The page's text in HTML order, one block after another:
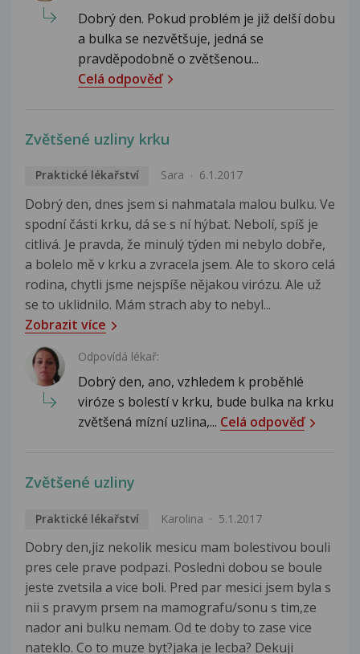
Dobrý den. Pokud problém je již delší dobu
a bulka se nezvětšuje, jedná se
pravděpodobně o zvětšenou...
Celá odpověď
Zvětšené uzliny krku
Praktické lékařství Sara 6.1.2017
Dobrý den, dnes jsem si nahmatala malou bulku. Ve
spodní části krku, dá se s ní hýbat. Nebolí, spíš je
citlivá. Je pravda, že minulý týden mi nebylo dobře,
a bolelo mě v krku a zvracela jsem. Ale to skoro celá
rodina, chytli jsme nejspíše nějakou virózu. Ale už
se to uklidnilo. Mám strach aby to nebyl...
Zobrazit více
Odpovídá lékař:
Dobrý den, ano, vzhledem k proběhlé
viróze s bolestí v krku, bude bulka na krku
zvětšená mízní uzlina,... Celá odpověď
Zvětšené uzliny
Praktické lékařství Karolina 5.1.2017
Dobry den,jiz nekolik mesicu mam bolestivou bouli
pres cele prave podpazi. Posledni dobou se boule
jeste zvetsila a vice boli. Pred par mesici jsem byla s
nii s pravym prsem na mamografu/sonu s tim,ze
nador ani bulku nemam. Od te doby to zase vice
nateklo. Co to muze byt?jaka je lecba? Dekuji